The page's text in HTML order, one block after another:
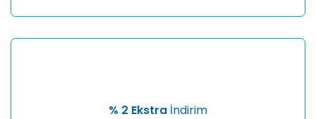
% 2 Ekstra İndirim